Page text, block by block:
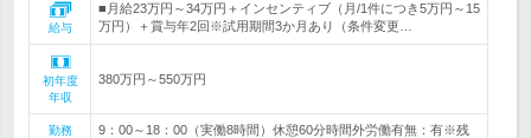
給与
■月給23万円～34万円＋インセンティブ（月/1件につき5万円～15
万円）＋賞与年2回※試用期間3か月あり（条件変更…
初年度
年収
380万円～550万円
勤務
9：00～18：00（実働8時間）休憩60分時間外労働有無：有※残